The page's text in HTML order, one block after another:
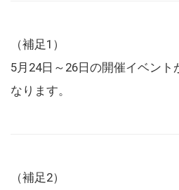
（補足1）
5月24日～26日の開催イベント
なります。
（補足2）